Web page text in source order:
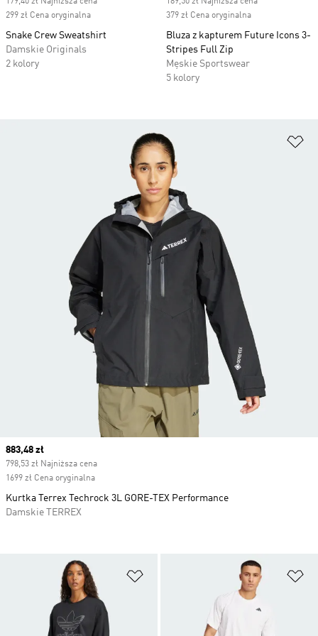
299 zł Cena oryginalna
Snake Crew Sweatshirt
Damskie Originals
2 kolory
379 zł Cena oryginalna
Bluza z kapturem Future Icons 3-
Stripes Full Zip
Męskie Sportswear
5 kolory
Dodaj do listy życzeń
Current price
883,48 zł
798,53 zł Najniższa cena
1699 zł Cena oryginalna
Kurtka Terrex Techrock 3L GORE-TEX Performance
Damskie TERREX